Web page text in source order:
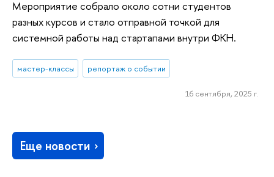
Мероприятие собрало около сотни студентов
разных курсов и стало отправной точкой для
системной работы над стартапами внутри ФКН.
мастер-классы репортаж о событии
16 сентября, 2025 г.
Еще новости